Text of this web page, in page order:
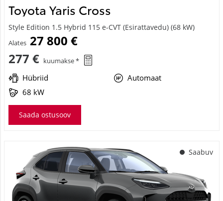
Toyota Yaris Cross
Style Edition 1.5 Hybrid 115 e-CVT (Esirattavedu) (68 kW)
Alates 27 800 €
277 € kuumakse *
Hübriid
Automaat
68 kW
Saada ostusoov
Saabuv